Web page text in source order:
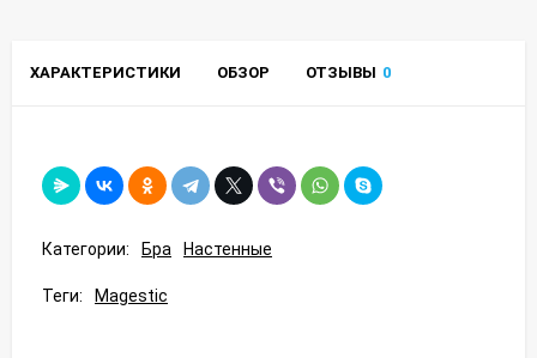
ХАРАКТЕРИСТИКИ ОБЗОР ОТЗЫВЫ 0
Категории: Бра Настенные
Теги: Magestic